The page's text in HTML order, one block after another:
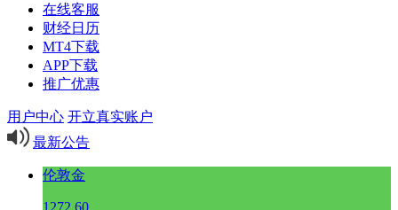
在线客服
财经日历
MT4下载
APP下载
推广优惠
用户中心 开立真实账户
最新公告
伦敦金
1272.60